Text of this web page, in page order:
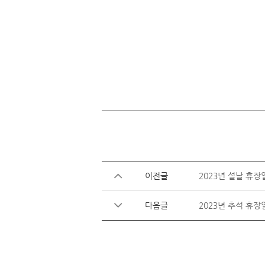
이전글 2023년 설날 휴장
다음글 2023년 추석 휴장